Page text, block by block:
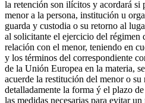
la retención son ilícitos y acordará si
menor a la persona, institución u
guarda y custodia o su retorno al
al solicitante el ejercicio del régimen
relación con el menor, teniendo en
y los términos del correspondiente
de la Unión Europea en la materia,
acuerde la restitución del menor o su
detalladamente la forma ý el plazo
las medidas necesarias para evitar